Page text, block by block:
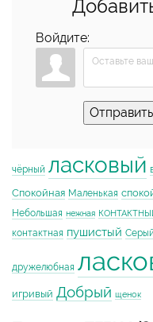
Войдите:
Отправить
чёрный ласковый
Спокойная Маленькая
Небольшая нежная
контактная пушистый
дружелюбная
игривый Добрый щенок